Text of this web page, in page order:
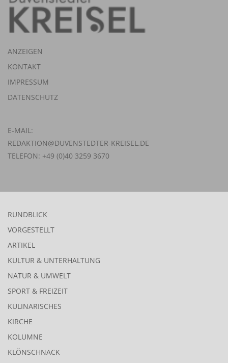
ANZEIGEN
KONTAKT
IMPRESSUM
DATENSCHUTZ
E-MAIL:
REDAKTION@DUVENSTEDTER-KREISEL.DE
TELEFON: +49 (0)40 3259 3670
RUNDBLICK
VORGESTELLT
ARTIKEL
KULTUR & UNTERHALTUNG
NATUR & UMWELT
SPORT & FREIZEIT
KULINARISCHES
KIRCHE
KOLUMNE
KLÖNSCHNACK